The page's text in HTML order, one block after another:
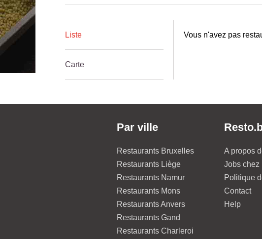
Liste
Carte
Vous n'avez pas
Par ville
Restaurants Bruxelles
Restaurants Liège
Restaurants Namur
Restaurants Mons
Restaurants Anvers
Restaurants Gand
Restaurants Charleroi
A propos
Jobs chez
Politique
Contact
Help